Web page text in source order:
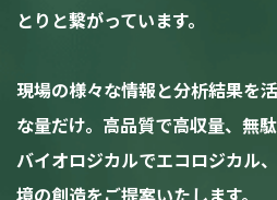
とりと繋がっています。
現場の様々な情報と分析結果を
な量だけ。高品質で高収量、無
バイオロジカルでエコロジカル